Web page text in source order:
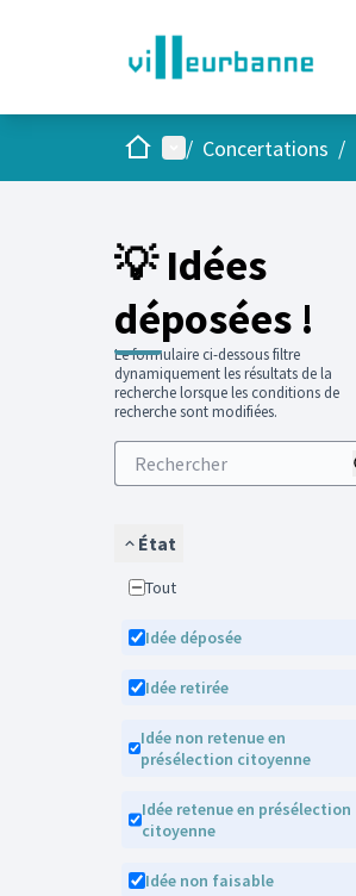
AccueilMenu principal
/ Concertations /
💡 Idées
déposées !
Le formulaire ci-dessous filtre
dynamiquement les résultats de la
recherche lorsque les conditions de
recherche sont modifiées.
État
Tout
Idée déposée
Idée retirée
Idée non retenue en
présélection citoyenne
Idée retenue en présélection
citoyenne
Idée non faisable